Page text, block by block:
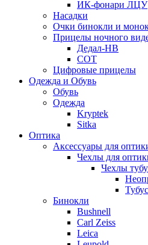
ИК-фонари ЛЦУ
Насадки
Очки бинокли и
Прицелы ночного
Дедал-НВ
СОТ
Цифровые прицелы
Одежда и Обувь
Обувь
Одежда
Kryptek
Sitka
Оптика
Аксессуары для
Чехлы для
Чехлы
Тубус
Бинокли
Bushnell
Carl Zeiss
Leica